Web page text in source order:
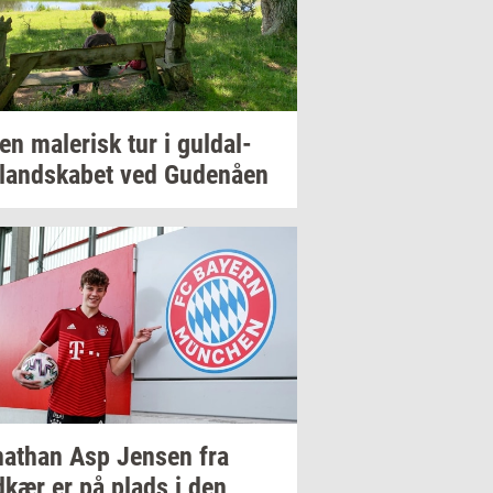
ma­le­risktur i gul­dal­
ved Gu­denå­en
Asp Jen­sen fra